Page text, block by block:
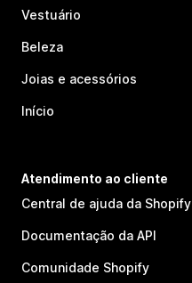
Vestuário
Beleza
Joias e acessórios
Início
Atendimento ao cliente
Central de ajuda da Shopify
Documentação da API
Comunidade Shopify